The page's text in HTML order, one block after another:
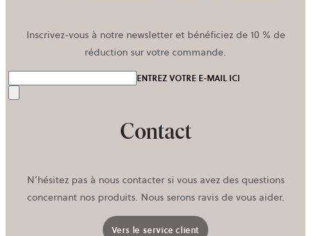
Inscrivez-vous à notre newsletter et bénéficiez de 10 % de
réduction sur votre commande.
ENTREZ VOTRE E-MAIL ICI
Contact
N’hésitez pas à nous contacter si vous avez des questions
concernant nos produits. Nous serons ravis de vous aider.
Vers le service client